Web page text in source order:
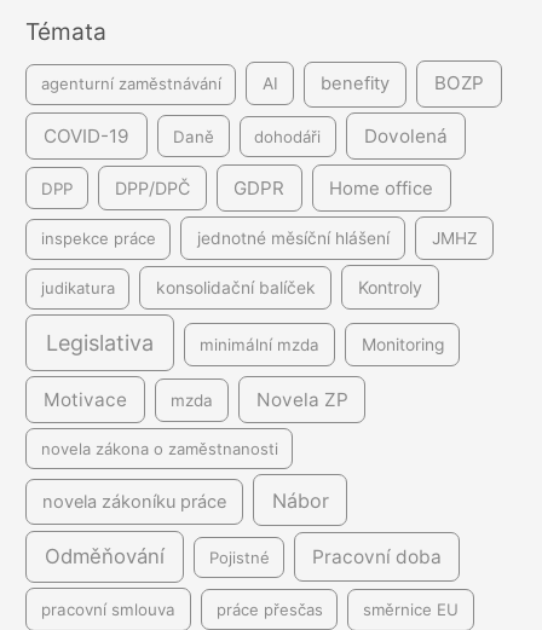
íTémata
agenturní zaměstnávání AI benefity BOZP
COVID-19 Daně dohodáři Dovolená
DPP DPP/DPČ GDPR Home office
inspekce práce jednotné měsíční hlášení JMHZ
judikatura konsolidační balíček Kontroly
Legislativa minimální mzda Monitoring
Motivace mzda Novela ZP
novela zákona o zaměstnanosti
novela zákoníku práce Nábor
Odměňování Pojistné Pracovní doba
pracovní smlouva práce přesčas směrnice EU